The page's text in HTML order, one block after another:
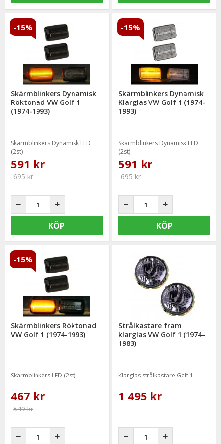
Skärmblinkers Dynamisk
Röktonad VW Golf 1
(1974-1993)
Skärmblinkers Dynamisk LED
(2st)
591 kr
695 kr
-15%
KÖP
Skärmblinkers Dynamisk
Klarglas VW Golf 1 (1974-
1993)
Skärmblinkers Dynamisk LED
(2st)
591 kr
695 kr
-15%
KÖP
Skärmblinkers Röktonad
VW Golf 1 (1974-1993)
Skärmblinkers LED (2st)
467 kr
549 kr
-15%
Strålkastare fram
klarglas VW Golf 1 (1974–
1983)
Klarglas strålkastare Golf 1
1 495 kr